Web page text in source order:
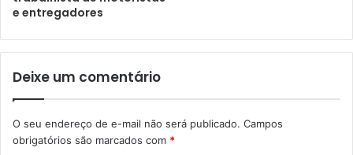
e entregadores
Deixe um comentário
O seu endereço de e-mail não será publicado. Campos
obrigatórios são marcados com *